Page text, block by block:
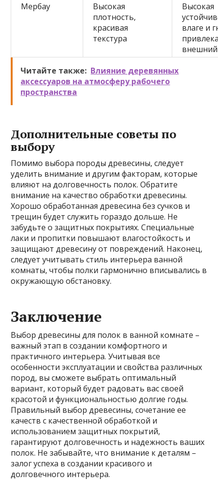
Мербау
Высокая
плотность,
красивая
текстура
Высокая
влаге и
Читайте также: Влияние деревянных
аксессуаров на атмосферу рабочего
пространства
Дополнительные советы по
выбору
Помимо выбора породы древесины, следует
уделить внимание и другим факторам, которые
влияют на долговечность полок. Обратите
внимание на качество обработки древесины.
Хорошо обработанная древесина без сучков и
трещин будет служить гораздо дольше. Не
забудьте о защитных покрытиях. Специальные
лаки и пропитки повышают влагостойкость и
защищают древесину от повреждений. Наконец,
следует учитывать стиль интерьера ванной
комнаты, чтобы полки гармонично вписывались в
окружающую обстановку.
Заключение
Выбор древесины для полок в ванной комнате –
важный этап в создании комфортного и
практичного интерьера. Учитывая все
особенности эксплуатации и свойства различных
пород, вы сможете выбрать оптимальный
вариант, который будет радовать вас своей
красотой и функциональностью долгие годы.
Правильный выбор древесины, сочетание ее
качеств с качественной обработкой и
использованием защитных покрытий,
гарантируют долговечность и надежность ваших
полок. Не забывайте, что внимание к деталям –
залог успеха в создании красивого и
долговечного интерьера.